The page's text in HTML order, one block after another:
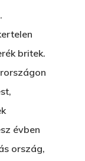
britek.
évben
ország,
Ügy
És…
Nem Válik Vízzé
Nyuszi